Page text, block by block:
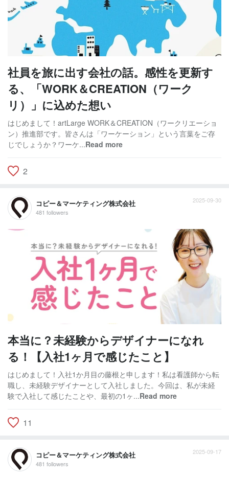
社員を旅に出す会社の話。感性を更新す
る、「WORK＆CREATION（ワーク
リ）」に込めた想い
はじめまして！artLarge WORK＆CREATION（ワークリエーショ
ン）推進部です。皆さんは「ワーケーション」という言葉をご存
じでしょうか？ワーケ...Read more
2
コピー＆マーケティング株式会社
481 followers
2025-09-30
本当に？未経験からデザイナーになれ
る！【入社1ヶ月で感じたこと】
はじめまして！入社1か月目の藤根と申します！私は看護師から転
職し、未経験デザイナーとして入社しました。今回は、私が未経
験で入社して感じたことや、最初の1ヶ...Read more
11
コピー＆マーケティング株式会社
481 followers
2025-09-17